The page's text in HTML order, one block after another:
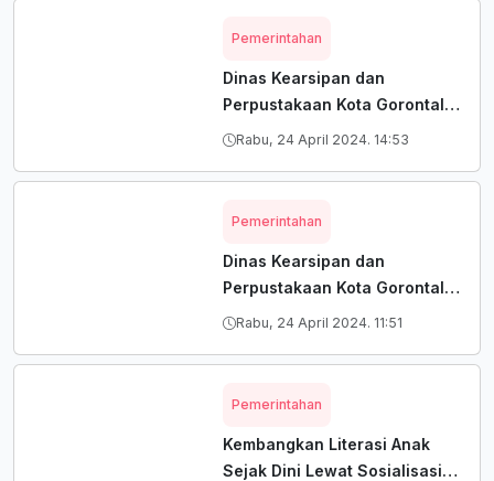
Pemerintahan
Dinas Kearsipan dan
Perpustakaan Kota Gorontalo
Beri Penghargaan Pada Tiga
Terkait Implementasi
Rabu, 24 April 2024. 14:53
Pemerintahan
Dinas Kearsipan dan
Perpustakaan Kota Gorontalo
Perluas Jejaring Kerja Sama
Organisasi Perangkat Daerah
Rabu, 24 April 2024. 11:51
Pemerintahan
Kembangkan Literasi Anak
Sejak Dini Lewat Sosialisasi